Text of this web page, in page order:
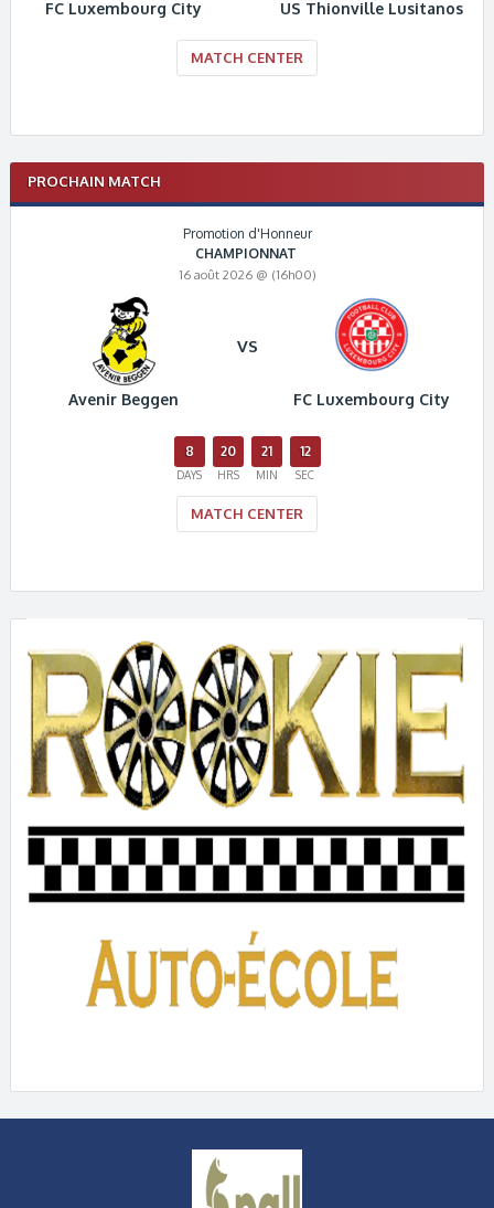
FC Luxembourg City US Thionville Lusitanos
MATCH CENTER
PROCHAIN MATCH
Promotion d'Honneur
CHAMPIONNAT
16 août 2026 @ (16h00)
Avenir Beggen
VS
FC Luxembourg City
8
DAYS
20
HRS
21
MIN
11
SEC
MATCH CENTER